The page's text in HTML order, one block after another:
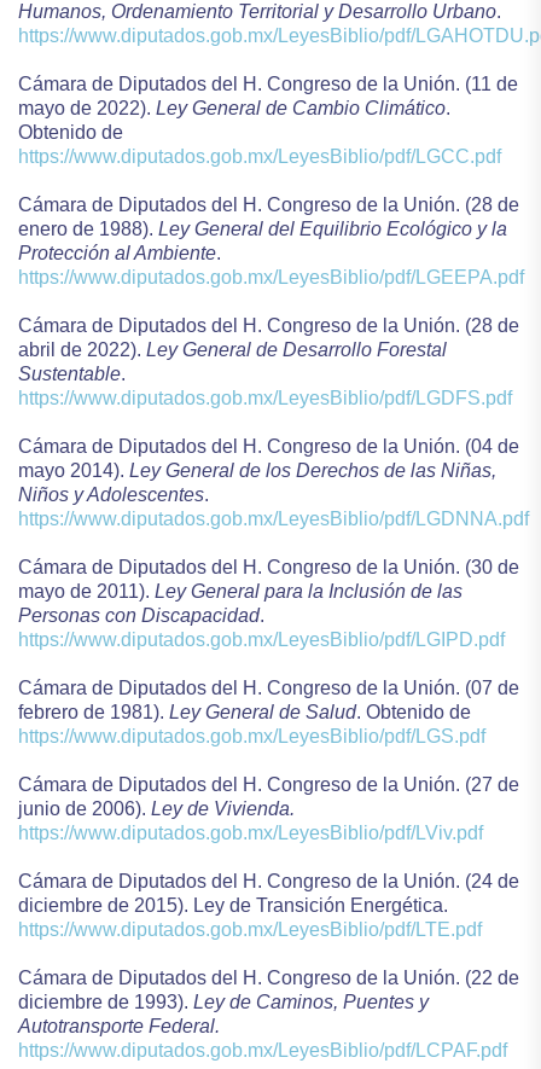
Humanos, Ordenamiento Territorial y Desarrollo Urbano.
https://www.diputados.gob.mx/LeyesBiblio/pdf/
Cámara de Diputados del H. Congreso de la Unión. (11 de
mayo de 2022). Ley General de Cambio Climático.
Obtenido de
https://www.diputados.gob.mx/LeyesBiblio/pdf/LGCC.pdf
Cámara de Diputados del H. Congreso de la Unión. (28 de
enero de 1988). Ley General del Equilibrio Ecológico y la
Protección al Ambiente.
https://www.diputados.gob.mx/LeyesBiblio/pdf/LGEEPA.pdf
Cámara de Diputados del H. Congreso de la Unión. (28 de
abril de 2022). Ley General de Desarrollo Forestal
Sustentable.
https://www.diputados.gob.mx/LeyesBiblio/pdf/LGDFS.pdf
Cámara de Diputados del H. Congreso de la Unión. (04 de
mayo 2014). Ley General de los Derechos de las Niñas,
Niños y Adolescentes.
https://www.diputados.gob.mx/LeyesBiblio/pdf/LGDNNA.pdf
Cámara de Diputados del H. Congreso de la Unión. (30 de
mayo de 2011). Ley General para la Inclusión de las
Personas con Discapacidad.
https://www.diputados.gob.mx/LeyesBiblio/pdf/LGIPD.pdf
Cámara de Diputados del H. Congreso de la Unión. (07 de
febrero de 1981). Ley General de Salud. Obtenido de
https://www.diputados.gob.mx/LeyesBiblio/pdf/LGS.pdf
Cámara de Diputados del H. Congreso de la Unión. (27 de
junio de 2006). Ley de Vivienda.
https://www.diputados.gob.mx/LeyesBiblio/pdf/LViv.pdf
Cámara de Diputados del H. Congreso de la Unión. (24 de
diciembre de 2015). Ley de Transición Energética.
https://www.diputados.gob.mx/LeyesBiblio/pdf/LTE.pdf
Cámara de Diputados del H. Congreso de la Unión. (22 de
diciembre de 1993). Ley de Caminos, Puentes y
Autotransporte Federal.
https://www.diputados.gob.mx/LeyesBiblio/pdf/LCPAF.pdf